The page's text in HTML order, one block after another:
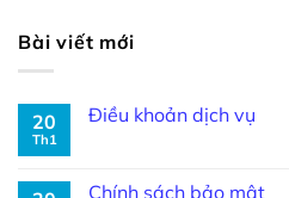
Bài viết mới
20
Th1
Điều khoản dịch vụ
Chính sách bảo mật